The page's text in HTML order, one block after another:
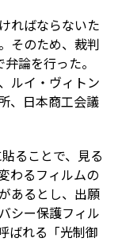
ればならないた
そのため、裁判
論を行った。
ルイ・ヴィトン
、日本商工会議
ることで、見る
わるフィルムの
あるとし、出願
シー保護フィル
ばれる「光制御